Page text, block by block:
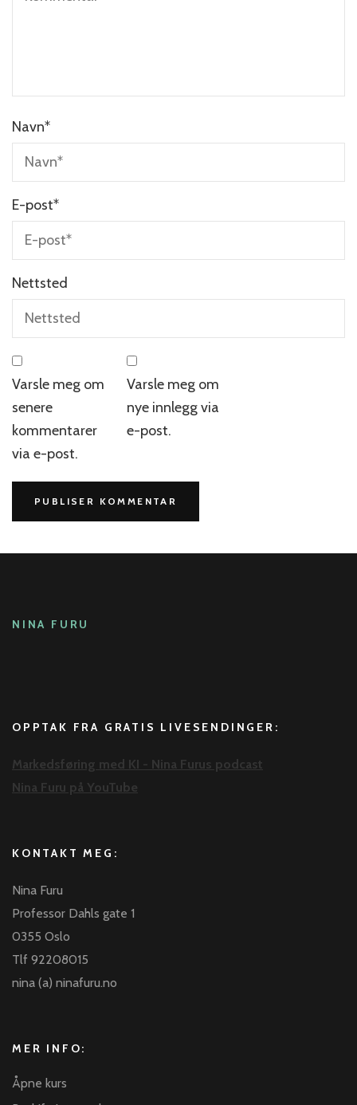
Navn*
E-post*
Nettsted
Varsle meg om
senere
kommentarer
via e-post.
Varsle meg om
nye innlegg via
e-post.
NINA FURU
OPPTAK FRA GRATIS LIVESENDINGER:
Markedsføring med KI - Nina Furus podcast
Nina Furu på YouTube
KONTAKT MEG:
Nina Furu
Professor Dahls gate 1
0355 Oslo
Tlf 92208015
nina (a) ninafuru.no
MER INFO:
Åpne kurs